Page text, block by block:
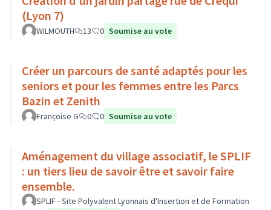
(Lyon 7)
WILMOUTH 13 0 Soumise au vote
Créer un parcours de santé adaptés pour les
seniors et pour les femmes entre les Parcs
Bazin et Zenith
Françoise G 0 0 Soumise au vote
Aménagement du village associatif, le SPLIF
: un tiers lieu de savoir être et savoir faire
ensemble.
SPLIF - Site Polyvalent Lyonnais d'Insertion et de Formation